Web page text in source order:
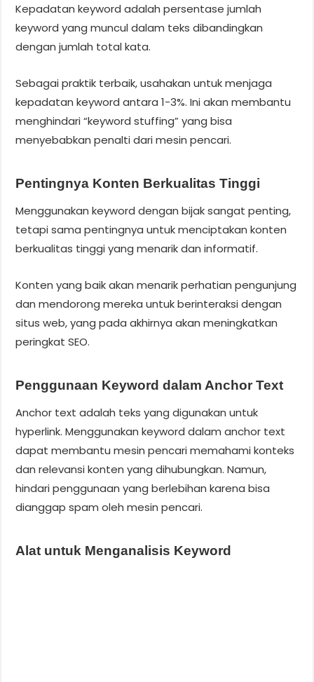
Kepadatan keyword adalah persentase jumlah
keyword yang muncul dalam teks dibandingkan
dengan jumlah total kata.
Sebagai praktik terbaik, usahakan untuk menjaga
kepadatan keyword antara 1-3%. Ini akan membantu
menghindari “keyword stuffing” yang bisa
menyebabkan penalti dari mesin pencari.
Pentingnya Konten Berkualitas Tinggi
Menggunakan keyword dengan bijak sangat penting,
tetapi sama pentingnya untuk menciptakan konten
berkualitas tinggi yang menarik dan informatif.
Konten yang baik akan menarik perhatian pengunjung
dan mendorong mereka untuk berinteraksi dengan
situs web, yang pada akhirnya akan meningkatkan
peringkat SEO.
Penggunaan Keyword dalam Anchor Text
Anchor text adalah teks yang digunakan untuk
hyperlink. Menggunakan keyword dalam anchor text
dapat membantu mesin pencari memahami konteks
dan relevansi konten yang dihubungkan. Namun,
hindari penggunaan yang berlebihan karena bisa
dianggap spam oleh mesin pencari.
Alat untuk Menganalisis Keyword